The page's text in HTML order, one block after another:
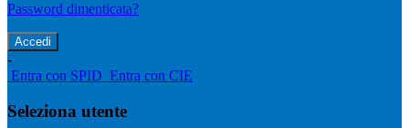
Password dimenticata?
-
Entra con SPID Entra con CIE
Seleziona utente